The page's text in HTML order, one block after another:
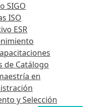
SIGO
ISO
ESR
de Catálogo
en
y Selección